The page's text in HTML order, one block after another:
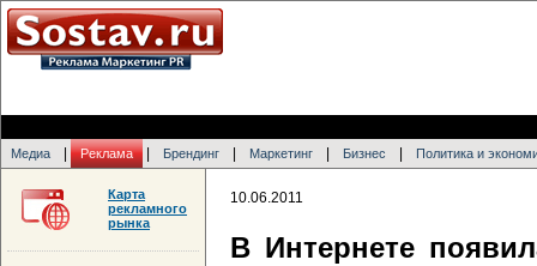
Медиа Реклама Брендинг Маркетинг Бизнес Политика и
10.06.2011
В Интернете
Карта
рекламного
рынка